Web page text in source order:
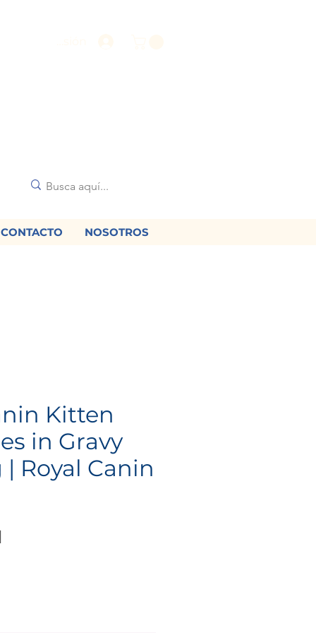
CONTACTO NOSOTROS
Kitten
in Gravy
| Royal Canin